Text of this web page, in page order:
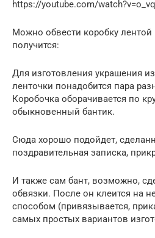
https://youtube.com/
Можно обвести коробку лентой
получится:
Для изготовления украшения
ленточки понадобится пара
Коробочка оборачивается по
обыкновенный бантик.
Сюда хорошо подойдет,
поздравительная записка,
И также сам бант, возможно,
обвязки. После он клеится на
способом (привязывается,
самых простых вариантов